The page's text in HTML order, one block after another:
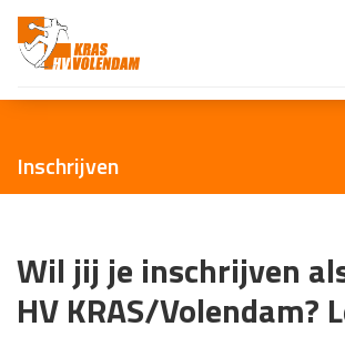
Inschrijven
Wil jij je inschrijven
HV KRAS/Volendam?